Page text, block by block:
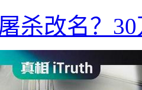
杀改名？